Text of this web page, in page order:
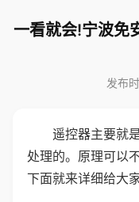
一看就会!宁波免
发布
遥控器主要就
处理的。原理可以
下面就来详细给大